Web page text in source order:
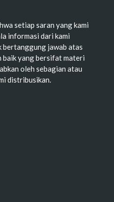
setiap saran yang kami
informasi dari kami
bertanggung jawab atas
baik yang bersifat materi
oleh sebagian atau
distribusikan.